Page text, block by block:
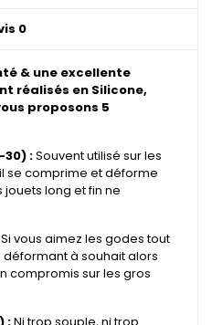
0
& une excellente
réalisés en Silicone,
proposons 5
30) :Souvent utilisé sur les
se comprime et déforme
long et fin ne
vous aimez les godes tout
à souhait alors
compromis sur les gros
:Ni trop souple, ni trop